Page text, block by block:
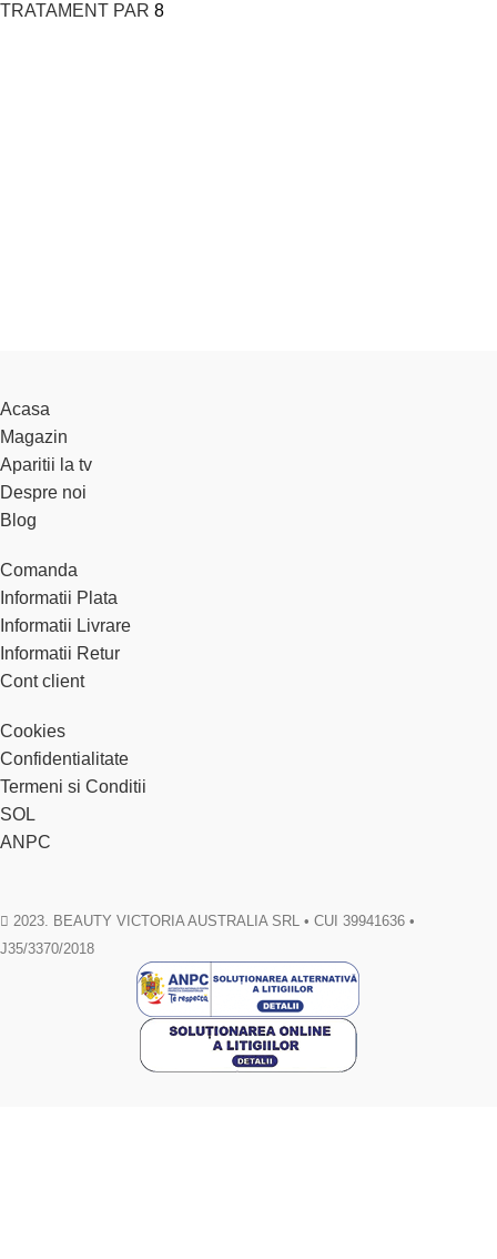
TRATAMENT PAR 8
Acasa
Magazin
Aparitii la tv
Despre noi
Blog
Comanda
Informatii Plata
Informatii Livrare
Informatii Retur
Cont client
Cookies
Confidentialitate
Termeni si Conditii
SOL
ANPC
2023. BEAUTY VICTORIA AUSTRALIA SRL • CUI 39941636 •
J35/3370/2018